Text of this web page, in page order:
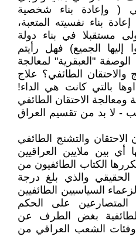
( وإعادة بناء شخصية
بناء نفسيته المتعبة،
مستقبلا في بناء دولة
إليها الجميع) فهل رأيتم
"العبقرية" لمعالجة
الطائفي؟ علاج
بالتي كانت هي الداء!
ومعالجة الاحتقان الطائفي
- لا بد من تقسيم العراق
الاحتقان والتشنج الطائفي
بين ملايين العراقيين
الكتاب الطائفيون من
والذي بلغ درجة
السياسيين الطائفيين
المتصارعين على الحكم
الطائفية بغض الطرف عن
وفئات الشعب العراقي من